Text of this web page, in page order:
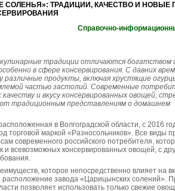
СОЛЕНЬЯ»: ТРАДИЦИИ, КАЧЕСТВО И НОВЫЕ
Справочно-
традиции отличаются богатством
в сфере консервирования. С давних
различные продукты, включая хрустящие
частью застолий. Современные
и вкусу консервированных овощей,
традиционным представлениям о домашнем
в Волгоградской области, с 2016
торговой маркой «Разносольников». Все виды
современного российского потребителя,
всевозможных консервированных овощей, с
которое непосредственно влияет на
расположение завода «Царицынских солений».
позволяет использовать только свежие